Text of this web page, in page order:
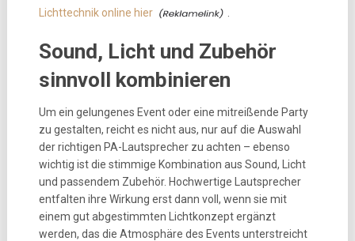
Lichttechnik online hier
Sound, Licht und Zubehör
sinnvoll kombinieren
Um ein gelungenes Event oder eine mitreißende Party
zu gestalten, reicht es nicht aus, nur auf die Auswahl
der richtigen PA-Lautsprecher zu achten – ebenso
wichtig ist die stimmige Kombination aus Sound, Licht
und passendem Zubehör. Hochwertige Lautsprecher
entfalten ihre Wirkung erst dann voll, wenn sie mit
einem gut abgestimmten Lichtkonzept ergänzt
werden, das die Atmosphäre des Events unterstreicht